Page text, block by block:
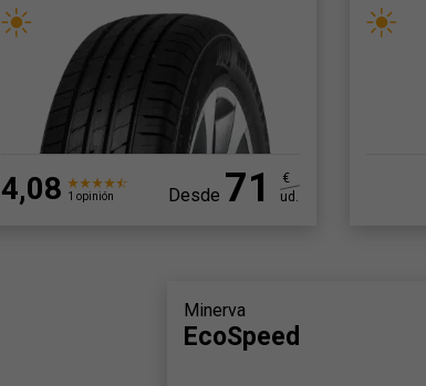
4,08 1 opinión Desde 71
€
ud.
Minerva
EcoSpeed